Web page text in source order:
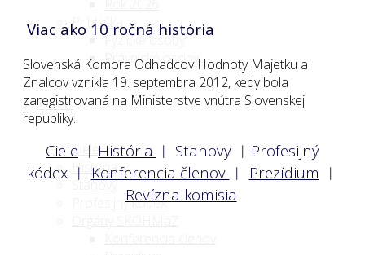
Prihláška
Fyzické osoby
Právnické osoby
O nás
Ciele
História
Stanovy
Profesijný kódex
Viac ako 10 ročná história
Slovenská Komora Odhadcov Hodnoty Majetku a
Znalcov vznikla 19. septembra 2012, kedy bola
zaregistrovaná na Ministerstve vnútra Slovenskej
republiky.
Ciele ︱ História ︱ Stanovy ︱ Profesijný
kódex ︱ Konferencia členov ︱ Prezídium ︱
Revízna komisia